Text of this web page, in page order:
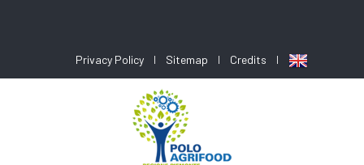
Privacy Policy Sitemap Credits